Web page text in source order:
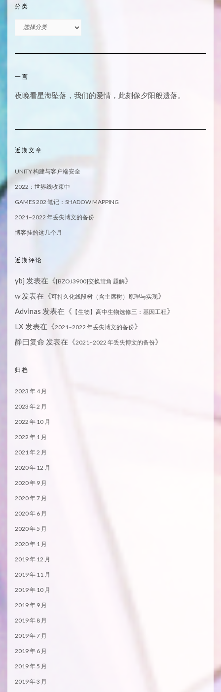
分类
一言
夜晚看星海坠落，我们的爱情，此刻像夕阳般遗落。
近期文章
UNITY 构建与客户端安全
2022：世界线收束中
GAMES 202 笔记：SHADOW MAPPING
2021~2022 年丢失博文的备份
博客挂的这几个月
近期评论
ybj 发表在《[BZOJ3900]交换茸角 题解》
W发表在《可持久化线段树（含主席树）原理与实现》
Advinas 发表在《 【生物】高中生物选修三：基因工程》
LX 发表在《2021~2022 年丢失博文的备份》
静曰复命 发表在《2021~2022 年丢失博文的备份》
归档
2023 年 4 月
2023 年 2 月
2022 年 10 月
2022 年 1 月
2021 年 2 月
2020 年 12 月
2020 年 9 月
2020 年 7 月
2020 年 6 月
2020 年 5 月
2020 年 1 月
2019 年 12 月
2019 年 11 月
2019 年 10 月
2019 年 9 月
2019 年 8 月
2019 年 7 月
2019 年 6 月
2019 年 5 月
2019 年 3 月